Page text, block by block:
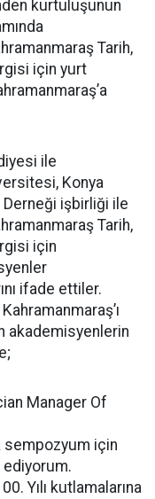
kurtuluşunun
Tarih,
için yurt
ile
Konya
Derneği işbirliği ile
Tarih,
için
ifade ettiler.
akademisyenlerin
Manager Of
sempozyum için
Yılı kutlamalarına